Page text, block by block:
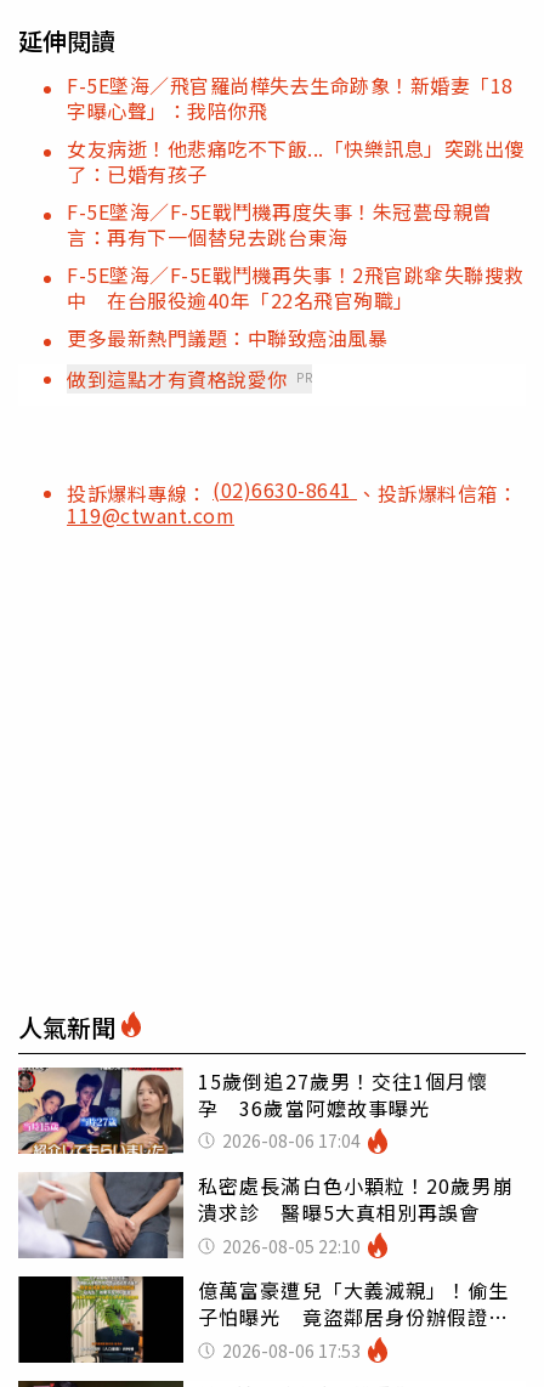
延伸閱讀
F-5E墜海／飛官羅尚樺失去生命跡象！新婚妻「18
字曝心聲」：我陪你飛
女友病逝！他悲痛吃不下飯...「快樂訊息」突跳出傻
了：已婚有孩子
F-5E墜海／F-5E戰鬥機再度失事！朱冠甍母親曾
言：再有下一個替兒去跳台東海
F-5E墜海／F-5E戰鬥機再失事！2飛官跳傘失聯搜救
中 在台服役逾40年「22名飛官殉職」
更多最新熱門議題：中聯致癌油風暴
做到這點才有資格說愛你 PR
投訴爆料專線： (02)6630-8641 、投訴爆料信箱：
119@ctwant.com
人氣新聞
15歲倒追27歲男！交往1個月懷
孕 36歲當阿嬤故事曝光
2026-08-06 17:04
私密處長滿白色小顆粒！20歲男崩
潰求診 醫曝5大真相別再誤會
2026-08-05 22:10
億萬富豪遭兒「大義滅親」！偷生
子怕曝光 竟盜鄰居身份辦假證落
戶 2026-08-06 17:53